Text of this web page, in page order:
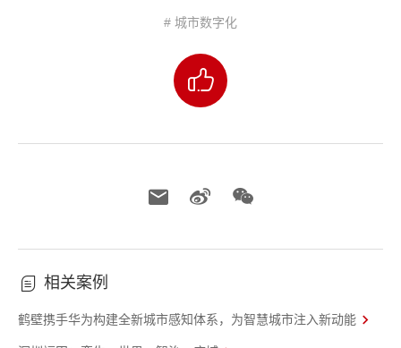
# 城市数字化
相关案例
鹤壁携手华为构建全新城市感知体系，为智慧城市注入新动能